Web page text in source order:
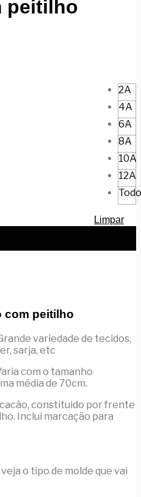
peitilho
2A
4A
6A
8A
10A
12A
Limpar
com peitilho
variedade de tecidos,
sarja, etc
com o tamanho
média de 70cm.
constituido por frente
Inclui marcação para
o tipo de molde que vai